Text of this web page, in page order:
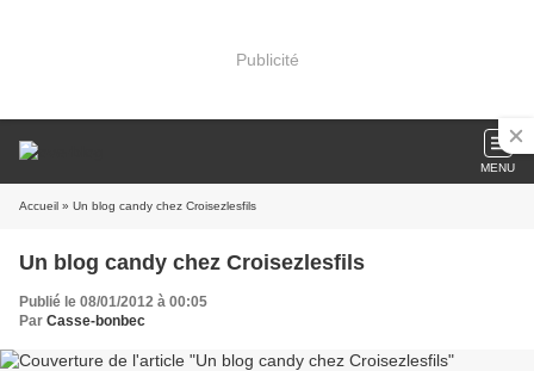
Publicité
MENU
Accueil » Un blog candy chez Croisezlesfils
Un blog candy chez Croisezlesfils
Publié le 08/01/2012 à 00:05
Par Casse-bonbec